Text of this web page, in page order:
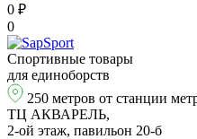
0 ₽
0
Спортивные товары
для единоборств
250 метров от станции
ТЦ АКВАРЕЛЬ,
2-ой этаж, павильон 20-б